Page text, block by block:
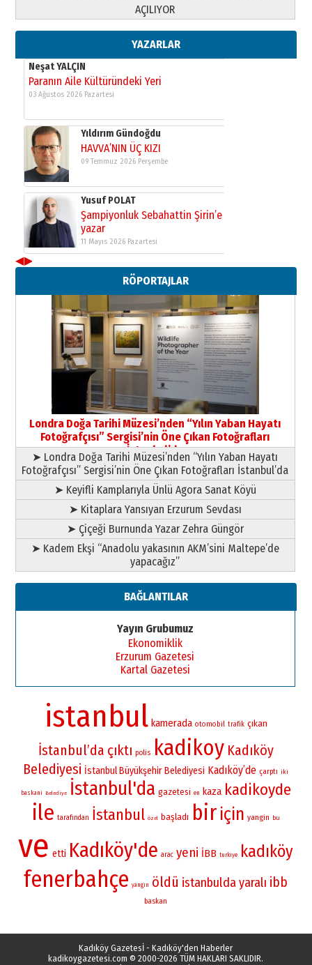
AÇILIYOR
YAZARLAR
Yusuf POLAT
Şampiyonluk Sebahattin Şirin’e
11 Mayıs 2026 Pazartesi
Neşat YALÇIN
Paranın Aile Kültüründeki Yeri
Yıldırım Gündoğdu
HAVVA’NIN ÜÇ KIZI
Yusuf POLAT
Şampiyonluk Sebahattin Şirin’e
yazar
◀▶
RÖPORTAJLAR
Londra Doğa Tarihi Müzesi’nden “Yılın Yaban Hayatı
Fotoğrafçısı” Sergisi’nin Öne Çıkan Fotoğrafları
İstanbul’da
➤ Londra Doğa Tarihi Müzesi’nden “Yılın Yaban Hayatı
Fotoğrafçısı” Sergisi’nin Öne Çıkan Fotoğrafları İstanbul’da
➤ Keyifli Kamplarıyla Ünlü Agora Sanat Köyü
➤ Kitaplara Yansıyan Erzurum Sevdası
➤ Çiçeği Burnunda Yazar Zehra Güngör
➤ Kadem Ekşi “Anadolu yakasının AKM’sini Maltepe’de
yapacağız”
BAĞLANTILAR
Yayın Grubumuz
Ekonomiklik
Erzurum Gazetesi
Kartal Gazetesi
istanbul kamerada otomobil trafik çıkan
İstanbul’da çıktı polis kadikoy Kadıköy
Belediyesi İstanbul Büyükşehir Belediyesi Kadıköy’de çarptı iki
baskani Belediye İstanbul'da gazetesi en kaza kadikoyde
ile tarafından İstanbul özel başladı bir için yangin bu
ve etti Kadıköy'de arac yeni İBB turkiye kadıköy
fenerbahçe yangın öldü istanbulda yaralı ibb
baskan
Kadıköy Gazetesİ - Kadıköy'den Haberler
kadikoygazetesi.com © 2000-2026 TÜM HAKLARI SAKLIDIR.